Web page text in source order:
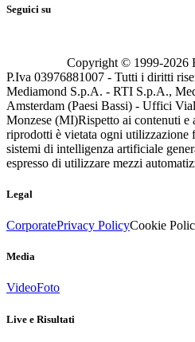
Seguici su
Copyright © 1999-2026
P.Iva 03976881007 - Tutti i diritti
Mediamond S.p.A. - RTI S.p.A.,
Amsterdam (Paesi Bassi) - Uffici
Monzese (MI)Rispetto ai contenuti e
riprodotti è vietata ogni utilizzazione
sistemi di intelligenza artificiale
espresso di utilizzare mezzi
Legal
CorporatePrivacy PolicyCookie
Media
VideoFoto
Live e Risultati